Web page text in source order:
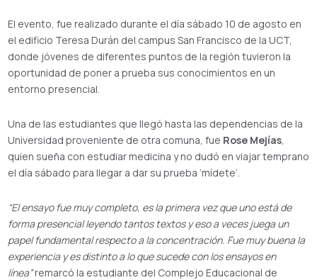
El evento, fue realizado durante el día sábado 10 de agosto en
el edificio Teresa Durán del campus San Francisco de la UCT,
donde jóvenes de diferentes puntos de la región tuvieron la
oportunidad de poner a prueba sus conocimientos en un
entorno presencial.
Una de las estudiantes que llegó hasta las dependencias de la
Universidad proveniente de otra comuna, fue Rose Mejías,
quien sueña con estudiar medicina y no dudó en viajar temprano
el día sábado para llegar a dar su prueba ‘mídete’.
“El ensayo fue muy completo, es la primera vez que uno está de
forma presencial leyendo tantos textos y eso a veces juega un
papel fundamental respecto a la concentración. Fue muy buena la
experiencia y es distinto a lo que sucede con los ensayos en
línea”remarcó la estudiante del Complejo Educacional de